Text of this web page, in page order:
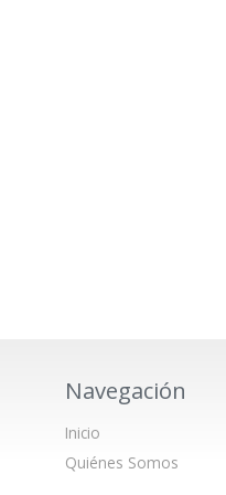
Navegación
Inicio
Quiénes Somos